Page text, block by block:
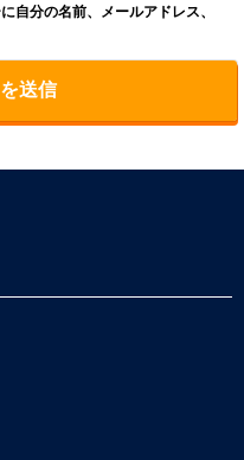
自分の名前、メールアドレス、